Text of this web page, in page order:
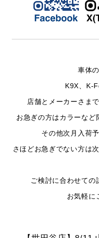
車体
K9X、K-
店舗とメーカーさま
お急ぎの方はカラーなど
その他次月入荷
さほどお急ぎでない方は
ご検討に合わせての
お気軽に